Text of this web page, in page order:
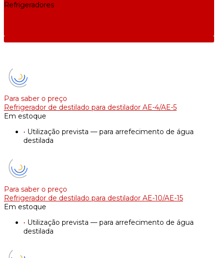
Refrigeradores
Para saber o preço
Refrigerador de destilado para destilador AE-4/AE-5
Em estoque
• Utilização prevista — para arrefecimento de água
destilada
Para saber o preço
Refrigerador de destilado para destilador AE-10/AE-15
Em estoque
• Utilização prevista — para arrefecimento de água
destilada